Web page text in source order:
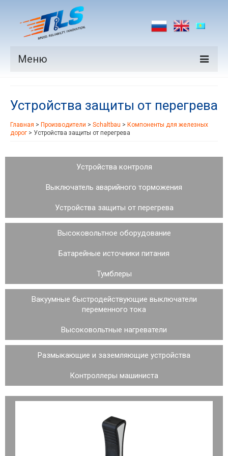
Меню
Производители
Рынки
Устройства защиты от перегрева
Главная > Производители > Schaltbau > Компоненты для железных
дорог > Устройства защиты от перегрева
Устройства контроля
Выключатель аварийного торможения
Устройства защиты от перегрева
Высоковольтное оборудование
Батарейные источники питания
Тумблеры
Вакуумные быстродействующие выключатели
переменного тока
Высоковольтные нагреватели
Размыкающие и заземляющие устройства
Контроллеры машиниста